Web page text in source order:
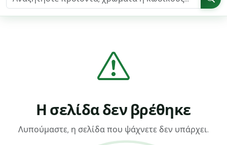
Η σελίδα δεν βρέθηκε
Λυπούμαστε, η σελίδα που ψάχνετε δεν υπάρχει.